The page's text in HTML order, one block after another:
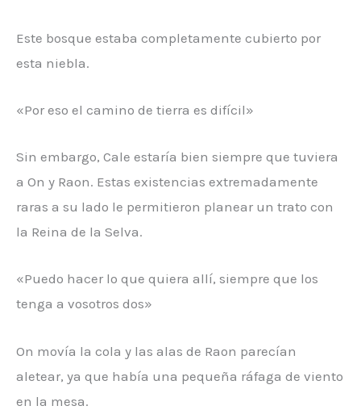
Este bosque estaba completamente cubierto por
esta niebla.
«Por eso el camino de tierra es difícil»
Sin embargo, Cale estaría bien siempre que tuviera
a On y Raon. Estas existencias extremadamente
raras a su lado le permitieron planear un trato con
la Reina de la Selva.
«Puedo hacer lo que quiera allí, siempre que los
tenga a vosotros dos»
On movía la cola y las alas de Raon parecían
aletear, ya que había una pequeña ráfaga de viento
en la mesa.